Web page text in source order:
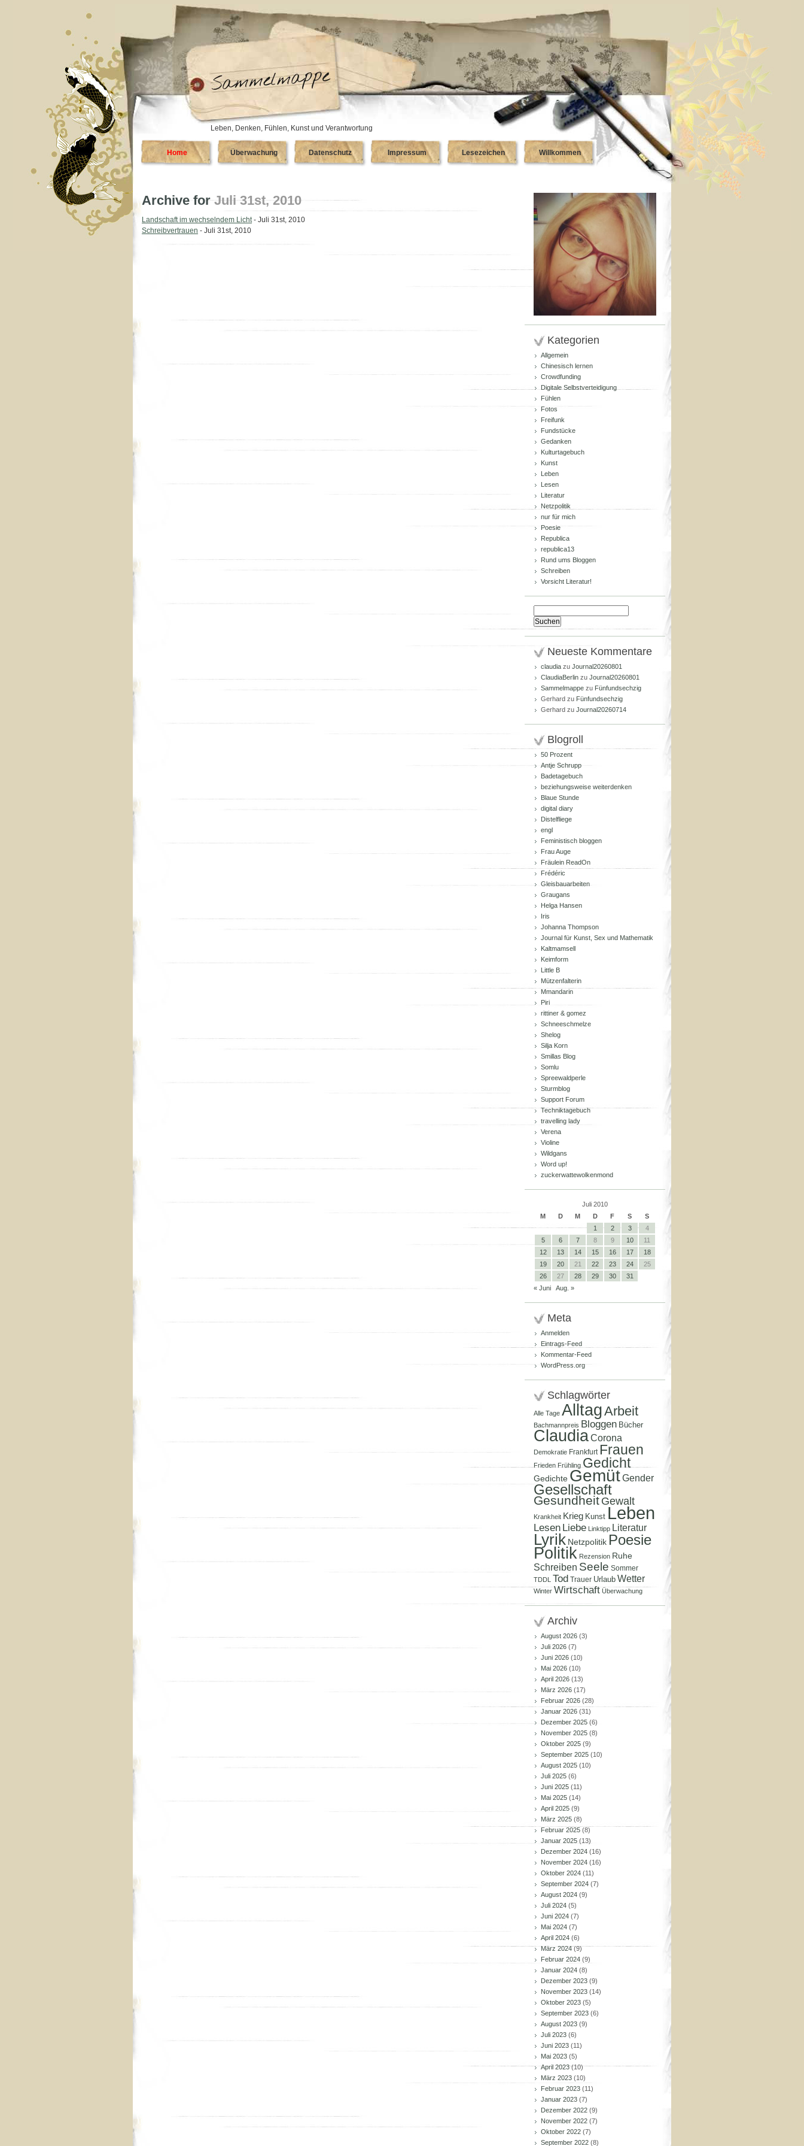
Leben, Denken, Fühlen, Kunst und Verantwortung
Home Überwachung Datenschutz Impressum Lesezeichen Willkommen
Archive for Juli 31st, 2010
Landschaft im wechselndem Licht- Juli 31st, 2010
Schreibvertrauen - Juli 31st, 2010
Kategorien
Allgemein
Chinesisch lernen
Crowdfunding
Digitale Selbstverteidigung
Fühlen
Fotos
Freifunk
Fundstücke
Gedanken
Kulturtagebuch
Kunst
Leben
Lesen
Literatur
Netzpolitik
nur für mich
Poesie
Republica
republica13
Rund ums Bloggen
Schreiben
Vorsicht Literatur!
nach:
Neueste Kommentare
claudia zu Journal20260801
ClaudiaBerlin zu Journal20260801
Sammelmappe zu Fünfundsechzig
Gerhard zu Fünfundsechzig
Gerhard zu Journal20260714
Blogroll
50 Prozent
Antje Schrupp
Badetagebuch
beziehungsweise weiterdenken
Blaue Stunde
digital diary
Distelfliege
engl
Feministisch bloggen
Frau Auge
Fräulein ReadOn
Frédéric
Gleisbauarbeiten
Graugans
Helga Hansen
Iris
Johanna Thompson
Journal für Kunst, Sex und Mathematik
Kaltmamsell
Keimform
Little B
Mützenfalterin
Mmandarin
Piri
rittiner & gomez
Schneeschmelze
Shelog
Silja Korn
Smillas Blog
Somlu
Spreewaldperle
Sturmblog
Support Forum
Techniktagebuch
travelling lady
Verena
Violine
Wildgans
Word up!
zuckerwattewolkenmond
Juli 2010
M
D M D F S
S
1
2 3
4
5
6 7 8 9 10
11
12
13 14 15 16 17
18
19
20 21 22 23 24
25
26
27 28 29 30
31
« Juni
Aug. »
Meta
Anmelden
Eintrags-Feed
Kommentar-Feed
WordPress.org
Schlagwörter
Alle Tage AlltagArbeit
Bachmannpreis Bloggen Bücher
ClaudiaCorona
Demokratie Frankfurt Frauen
Frieden Frühling Gedicht
Gedichte GemütGender
Gesellschaft
Gesundheit Gewalt
Krankheit Krieg Kunst Leben
Lesen Liebe Linktipp Literatur
Lyrik Netzpolitik Poesie
Politik Rezension Ruhe
Schreiben Seele Sommer
TDDL Tod Trauer Urlaub Wetter
Winter Wirtschaft Überwachung
Archiv
August 2026 (3)
Juli 2026 (7)
Juni 2026 (10)
Mai 2026 (10)
April 2026 (13)
März 2026 (17)
Februar 2026 (28)
Januar 2026 (31)
Dezember 2025 (6)
November 2025 (8)
Oktober 2025 (9)
September 2025 (10)
August 2025 (10)
Juli 2025 (6)
Juni 2025 (11)
Mai 2025 (14)
April 2025 (9)
März 2025 (8)
Februar 2025 (8)
Januar 2025 (13)
Dezember 2024 (16)
November 2024 (16)
Oktober 2024 (11)
September 2024 (7)
August 2024 (9)
Juli 2024 (5)
Juni 2024 (7)
Mai 2024 (7)
April 2024 (6)
März 2024(9)
Februar 2024 (9)
Januar 2024 (8)
Dezember 2023 (9)
November 2023 (14)
Oktober 2023 (5)
September 2023 (6)
August 2023 (9)
Juli 2023 (6)
Juni 2023 (11)
Mai 2023 (5)
April 2023(10)
März 2023 (10)
Februar 2023 (11)
Januar 2023 (7)
Dezember 2022 (9)
November 2022 (7)
Oktober 2022 (7)
September 2022 (8)